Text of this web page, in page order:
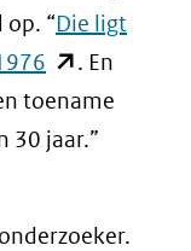
naar
een
andere
website)
“Die ligt
(opent
in
nieuw
. En
toename
30 jaar.”